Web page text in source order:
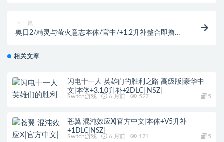
下一篇
奥日2/精灵与萤火意志本体/官中/+1.2升补整合即撸
相关文章
闪电十一人 英雄们的胜利之路 高级版|豪华中
文|本体+3.1.0升补+2DLC| NSZ|
Switch游戏 6 月前 527 5
苍翼 混沌效应X|官方中文|本体+V5升补
+1DLC|NSZ|
Switch游戏 6 月前 171 5